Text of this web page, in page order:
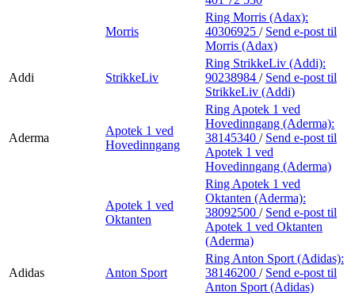
Morris
Ring Morris (Adax):
40306925 / Send e-post til
Morris (Adax)
Addi StrikkeLiv
Ring StrikkeLiv (Addi):
90238984 / Send e-post til
StrikkeLiv (Addi)
Aderma
Apotek 1 ved
Hovedinngang
Ring Apotek 1 ved
Hovedinngang (Aderma):
38145340 / Send e-post til
Apotek 1 ved
Hovedinngang (Aderma)
Apotek 1 ved
Oktanten
Ring Apotek 1 ved
Oktanten (Aderma):
38092500 / Send e-post til
Apotek 1 ved Oktanten
(Aderma)
Adidas Anton Sport
Ring Anton Sport (Adidas):
38146200 / Send e-post til
Anton Sport (Adidas)